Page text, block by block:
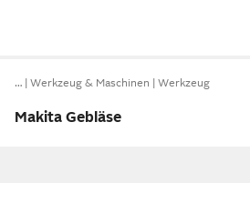
… Werkzeug & Maschinen Werkzeug
Makita Gebläse